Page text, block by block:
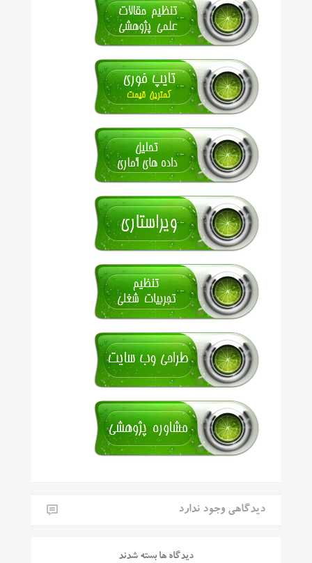
دیدگاهی وجود ندارد
دیدگاه ها بسته شدند